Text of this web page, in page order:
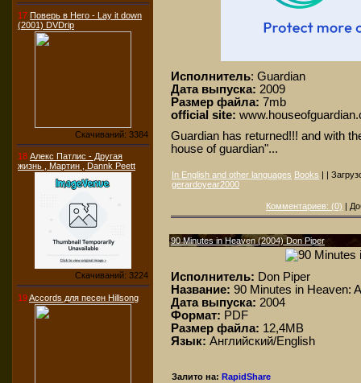
17 Поверь в Него - Lay it down
(2001) DVDrip
Скачиваний: 3384
18 Алекс Патлис - Другая
жизнь , Мартин , Dannk Peett
Скачиваний: 3224
19Accords для песен Hillsong
Исполнитель: Guardian
Дата выпуска: 2009
Размер файла: 7mb
official site:
Guardian has returned!!! and with
house of guardian"...
In English and other languages Books | |
gerardoyear2000
Комментариев: (0) |
90 Minutes in Heaven (2004) Don Piper
Исполнитель: Don Piper
Название: 90 Minutes in Heaven:
Дата выпуска: 2004
Формат: PDF
Размер файла: 12,4MB
Язык: Английский/English
Залито на: RapidShare